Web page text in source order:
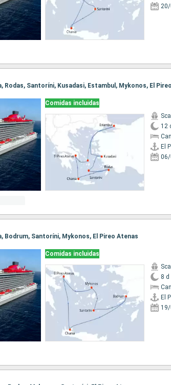
Rodas, Santoríni, Kusadasi, Estambul, Mykonos, El
Comidas incluidas
12
El
Bodrum, Santoríni, Mykonos, El Pireo Atenas
Comidas incluidas
8 d
El